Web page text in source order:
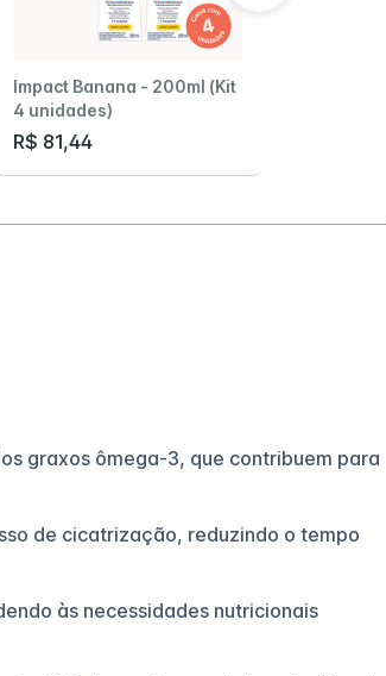
Impact Banana - 200ml (Kit
4 unidades)
R$ 81,44
graxos ômega-3, que contribuem para
de cicatrização, reduzindo o tempo
às necessidades nutricionais